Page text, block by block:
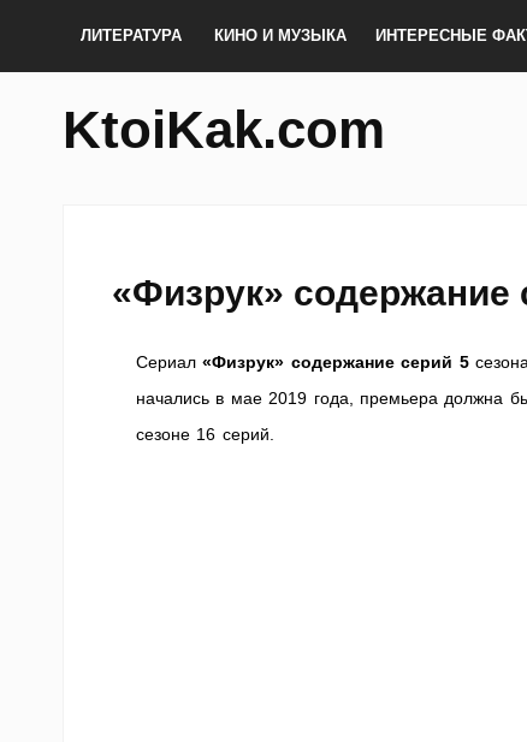
ЛИТЕРАТУРА КИНО И МУЗЫКА ИНТЕРЕСНЫЕ
KtoiKak.com
«Физрук» содержание
Сериал «Физрук» содержание серий 5
начались в мае 2019 года, премьера должна
сезоне 16 серий.